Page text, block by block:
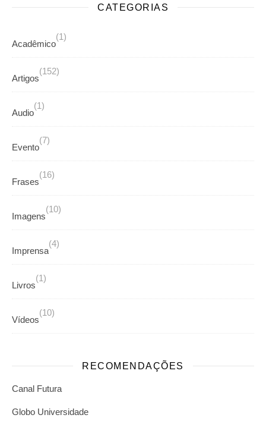
CATEGORIAS
Acadêmico
(1)
Artigos
(152)
Audio
(1)
Evento
(7)
Frases
(16)
Imagens
(10)
Imprensa
(4)
Livros
(1)
Vídeos
(10)
RECOMENDAÇÕES
Canal Futura
Globo Universidade